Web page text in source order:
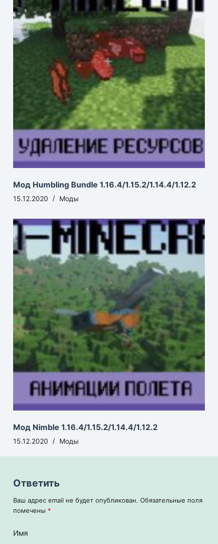
Мод Humbling Bundle 1.16.4/1.15.2/1.14.4/1.12.2
15.12.2020 Моды
Мод Nimble 1.16.4/1.15.2/1.14.4/1.12.2
15.12.2020 Моды
Ответить
Ваш адрес email не будет опубликован. Обязательные поля
помечены *
Имя